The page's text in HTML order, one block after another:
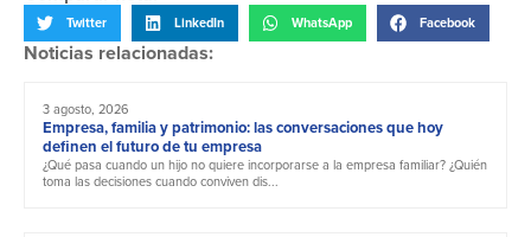
Twitter LinkedIn WhatsApp Facebook
Noticias relacionadas:
3 agosto, 2026
Empresa, familia y patrimonio: las conversaciones que hoy
definen el futuro de tu empresa
¿Qué pasa cuando un hijo no quiere incorporarse a la empresa familiar? ¿Quién
toma las decisiones cuando conviven dis...